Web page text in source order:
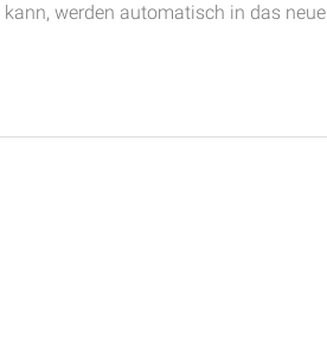
werden automatisch in das neue